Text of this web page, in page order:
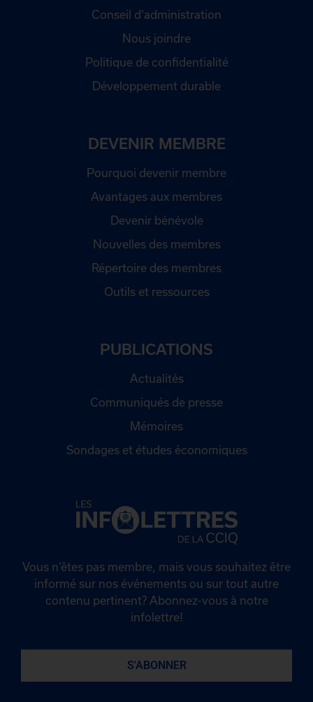
Conseil d'administration
Nous joindre
Politique de confidentialité
Développement durable
DEVENIR MEMBRE
Pourquoi devenir membre
Avantages aux membres
Devenir bénévole
Nouvelles des membres
Répertoire des membres
Outils et ressources
PUBLICATIONS
Actualités
Communiqués de presse
Mémoires
Sondages et études économiques
Vous n’êtes pas membre, mais vous souhaitez être
informé sur nos événements ou sur tout autre
contenu pertinent? Abonnez-vous à notre
infolettre!
S'ABONNER